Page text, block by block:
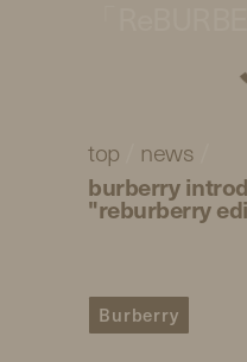
top news
burberry
"reburberry
Burberry